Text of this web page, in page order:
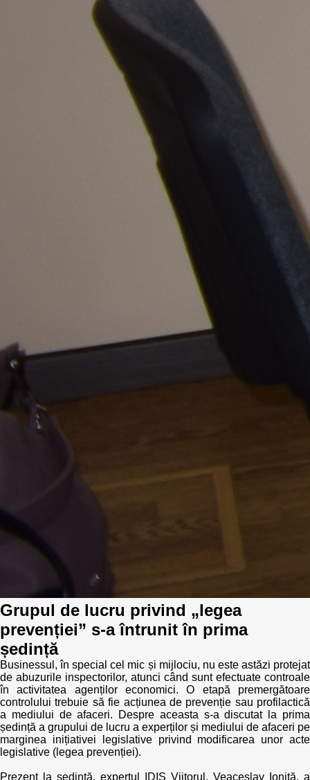
Grupul de lucru privind „legea
prevenției” s-a întrunit în prima
ședință
Businessul, în special cel mic și mijlociu, nu este astăzi protejat
de abuzurile inspectorilor, atunci când sunt efectuate controale
în activitatea agenților economici. O etapă premergătoare
controlului trebuie să fie acțiunea de prevenție sau profilactică
a mediului de afaceri. Despre aceasta s-a discutat la prima
ședință a grupului de lucru a experților și mediului de afaceri pe
marginea inițiativei legislative privind modificarea unor acte
legislative (legea prevenției).
Prezent la ședință, expertul IDIS Viitorul, Veaceslav Ioniță, a